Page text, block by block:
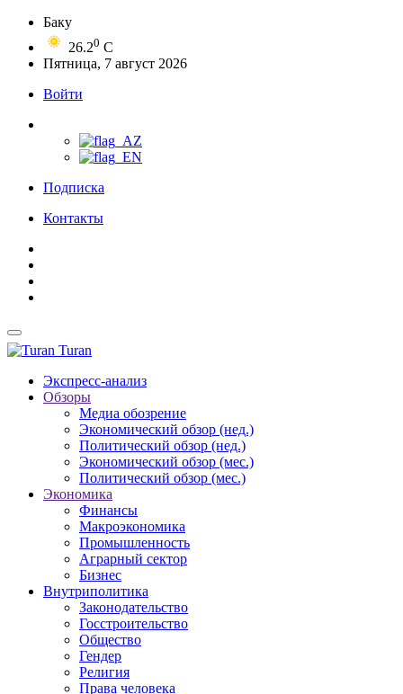
Баку
26.20 C
Пятница, 7 август 2026
Войти
Подписка
Контакты
Turan
Экспресс-анализ
Обзоры
Медиа обозрение
Экономический обзор (нед.)
Политический обзор (нед.)
Экономический обзор (мес.)
Политический обзор (мес.)
Экономика
Финансы
Макроэкономика
Промышленность
Аграрный сектор
Бизнес
Внутриполитика
Законодательство
Госстроительство
Общество
Гендер
Религия
Права человека